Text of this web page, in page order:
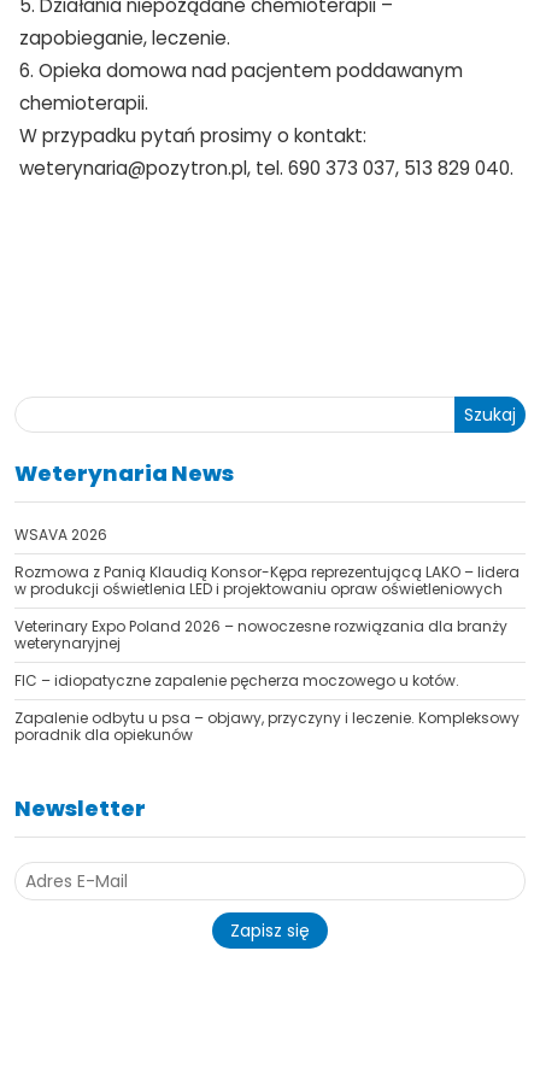
zapobieganie, leczenie.
6. Opieka domowa nad pacjentem poddawanym
chemioterapii.
W przypadku pytań prosimy o kontakt:
weterynaria@pozytron.pl, tel. 690 373 037, 513 829 040.
Szukaj
Weterynaria News
WSAVA 2026
Rozmowa z Panią Klaudią Konsor-Kępa reprezentującą LAKO – lidera
w produkcji oświetlenia LED i projektowaniu opraw oświetleniowych
Veterinary Expo Poland 2026 – nowoczesne rozwiązania dla branży
weterynaryjnej
FIC – idiopatyczne zapalenie pęcherza moczowego u kotów.
Zapalenie odbytu u psa – objawy, przyczyny i leczenie. Kompleksowy
poradnik dla opiekunów
Newsletter
Zapisz się